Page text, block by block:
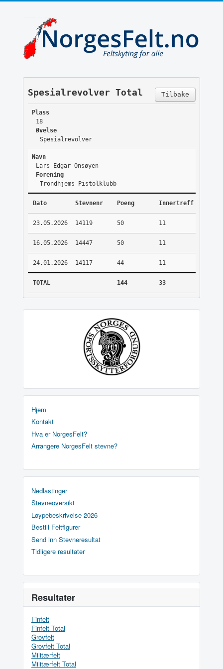
Tilbake
Spesialrevolver Total
Plass
18
Øvelse
Spesialrevolver
Navn
Lars Edgar Onsøyen
Forening
Trondhjems Pistolklubb
Dato Stevnenr Poeng Innertreff
23.05.2026 14119 50 11
16.05.2026 14447 50 11
24.01.2026 14117 44 11
TOTAL 144 33
Hjem
Kontakt
Hva er NorgesFelt?
Arrangere NorgesFelt stevne?
Nedlastinger
Stevneoversikt
Løypebeskrivelse 2026
Bestill Feltfigurer
Send inn Stevneresultat
Tidligere resultater
Resultater
Finfelt
Finfelt Total
Grovfelt
Grovfelt Total
Militærfelt
Militærfelt Total